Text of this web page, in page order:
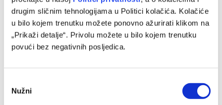
drugim sličnim tehnologijama u Politici kolačića. Kolačiće
u bilo kojem trenutku možete ponovno ažurirati klikom na
„Prikaži detalje“. Privolu možete u bilo kojem trenutku
povući bez negativnih posljedica.
Selection
Nužni
Turski velikan kreće po Amara Dedića
08/08/2026